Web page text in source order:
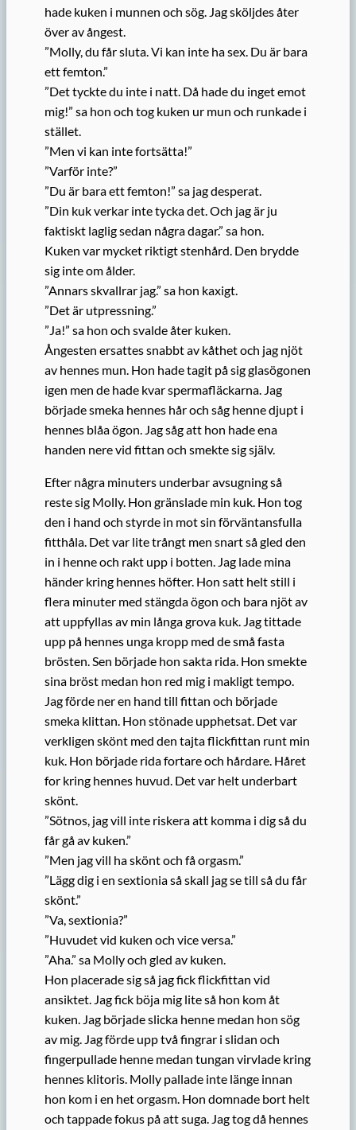
hade kuken i munnen och sög. Jag sköljdes åter
över av ångest.
”Molly, du får sluta. Vi kan inte ha sex. Du är bara
ett femton.”
”Det tyckte du inte i natt. Då hade du inget emot
mig!” sa hon och tog kuken ur mun och runkade i
stället.
”Men vi kan inte fortsätta!”
”Varför inte?”
”Du är bara ett femton!” sa jag desperat.
”Din kuk verkar inte tycka det. Och jag är ju
faktiskt laglig sedan några dagar.” sa hon.
Kuken var mycket riktigt stenhård. Den brydde
sig inte om ålder.
”Annars skvallrar jag.” sa hon kaxigt.
”Det är utpressning.”
”Ja!” sa hon och svalde åter kuken.
Ångesten ersattes snabbt av kåthet och jag njöt
av hennes mun. Hon hade tagit på sig glasögonen
igen men de hade kvar spermafläckarna. Jag
började smeka hennes hår och såg henne djupt i
hennes blåa ögon. Jag såg att hon hade ena
handen nere vid fittan och smekte sig själv.
Efter några minuters underbar avsugning så
reste sig Molly. Hon gränslade min kuk. Hon tog
den i hand och styrde in mot sin förväntansfulla
fitthåla. Det var lite trångt men snart så gled den
in i henne och rakt upp i botten. Jag lade mina
händer kring hennes höfter. Hon satt helt still i
flera minuter med stängda ögon och bara njöt av
att uppfyllas av min långa grova kuk. Jag tittade
upp på hennes unga kropp med de små fasta
brösten. Sen började hon sakta rida. Hon smekte
sina bröst medan hon red mig i makligt tempo.
Jag förde ner en hand till fittan och började
smeka klittan. Hon stönade upphetsat. Det var
verkligen skönt med den tajta flickfittan runt min
kuk. Hon började rida fortare och hårdare. Håret
for kring hennes huvud. Det var helt underbart
skönt.
”Sötnos, jag vill inte riskera att komma i dig så du
får gå av kuken.”
”Men jag vill ha skönt och få orgasm.”
”Lägg dig i en sextionia så skall jag se till så du får
skönt.”
”Va, sextionia?”
”Huvudet vid kuken och vice versa.”
”Aha.” sa Molly och gled av kuken.
Hon placerade sig så jag fick flickfittan vid
ansiktet. Jag fick böja mig lite så hon kom åt
kuken. Jag började slicka henne medan hon sög
av mig. Jag förde upp två fingrar i slidan och
fingerpullade henne medan tungan virvlade kring
hennes klitoris. Molly pallade inte länge innan
hon kom i en het orgasm. Hon domnade bort helt
och tappade fokus på att suga. Jag tog då hennes